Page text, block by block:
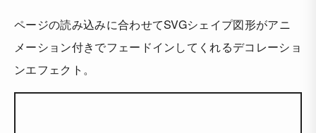
ページの読み込みに合わせてSVGシェイプ図形がアニ
メーション付きでフェードインしてくれるデコレーショ
ンエフェクト。